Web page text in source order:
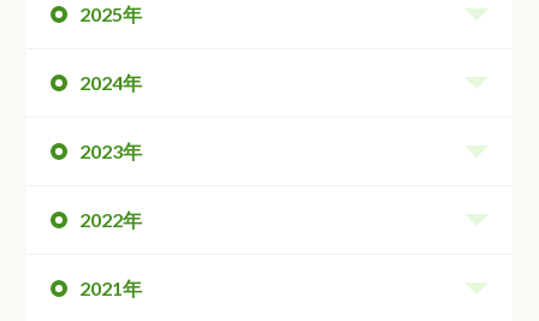
2025年
2024年
2023年
2022年
2021年